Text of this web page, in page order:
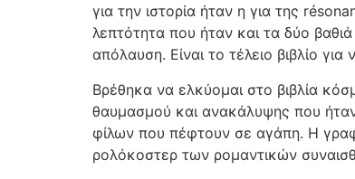
για την ιστορία ήταν η για της
λεπτότητα που ήταν και τα δύο
απόλαυση. Είναι το τέλειο βιβλίο
Βρέθηκα να ελκύομαι στο βιβλία
θαυμασμού και ανακάλυψης που ήταν
φίλων που πέφτουν σε αγάπη. Η
ρολόκοστερ των ρομαντικών